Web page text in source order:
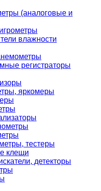
(аналоговые и
влажности
регистраторы
яркомеры
тестеры
клещи
детекторы